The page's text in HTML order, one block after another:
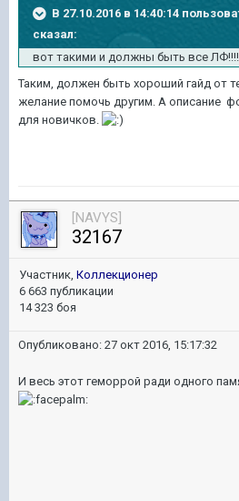
В 27.10.2016 в 14:40:14
сказал:
вот такими и должны быть все ЛФ!!!!
Таким, должен быть хороший гайд от
желание помочь другим. А описание
для новичков.
[NAVYS]
32167
Участник, Коллекционер
6 663 публикации
14 323 боя
Опубликовано: 27 окт 2016, 15:17:32
И весь этот геморрой ради одного